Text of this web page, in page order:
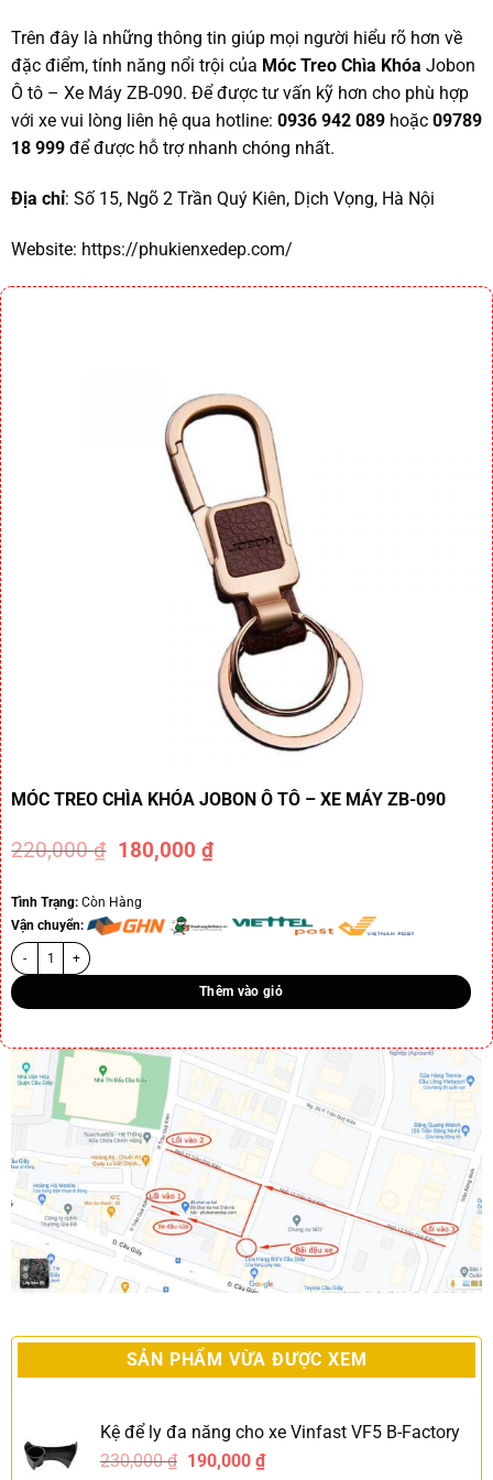
Trên đây là những thông tin giúp mọi người hiểu rõ hơn về
đặc điểm, tính năng nổi trội của Móc Treo Chìa Khóa Jobon
Ô tô – Xe Máy ZB-090. Để được tư vấn kỹ hơn cho phù hợp
với xe vui lòng liên hệ qua hotline: 0936 942 089hoặc 09789
18 999để được hỗ trợ nhanh chóng nhất.
Địa chỉ: Số 15, Ngõ 2 Trần Quý Kiên, Dịch Vọng, Hà Nội
Website: https://phukienxedep.com/
MÓC TREO CHÌA KHÓA JOBON Ô TÔ – XE MÁY ZB-090
220,000₫ 180,000₫
Tình Trạng:Còn Hàng
Vận chuyển:
Thêm vào giỏ
SẢN PHẨM VỪA ĐƯỢC XEM
Kệ để ly đa năng cho xe Vinfast VF5 B-Factory
230,000₫ 190,000 ₫